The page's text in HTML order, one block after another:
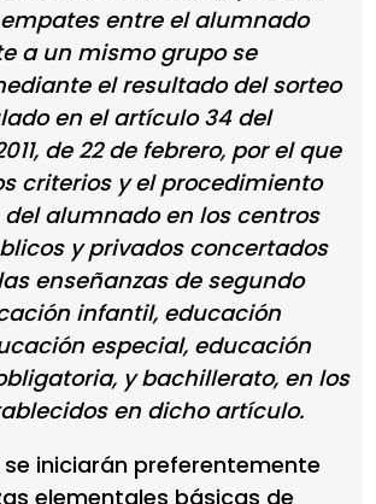
entre el alumnado
a un mismo grupo se
el resultado del sorteo
en el artículo 34 del
de 22 de febrero, por el que
criterios y el procedimiento
alumnado en los centros
y privados concertados
enseñanzas de segundo
infantil, educación
especial, educación
y bachillerato, en los
en dicho artículo.
se iniciarán preferentemente
elementales básicas de